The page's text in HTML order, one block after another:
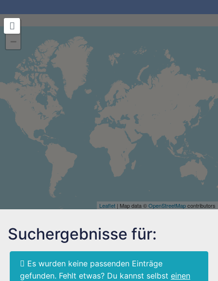
Suchergebnisse für:
Es wurden keine passenden Einträge
gefunden. Fehlt etwas? Du kannst selbst einen
+
−
Leaflet | Map data ©OpenStreetMapcontributors